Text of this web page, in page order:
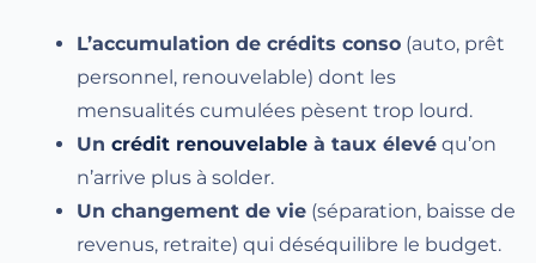
L’accumulation de crédits conso (auto, prêt
personnel, renouvelable) dont les
mensualités cumulées pèsent trop lourd.
Un crédit renouvelable à taux élevé qu’on
n’arrive plus à solder.
Un changement de vie (séparation, baisse de
revenus, retraite) qui déséquilibre le budget.